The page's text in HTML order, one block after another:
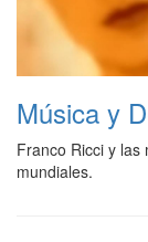
Música y
Franco Ricci y
mundiales.